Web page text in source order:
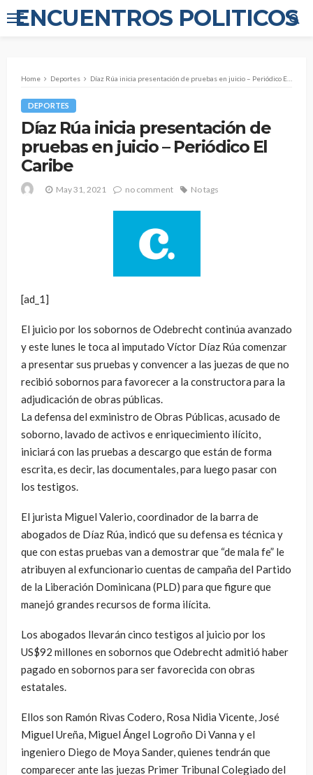
ENCUENTROS POLITICOS
Home Deportes Díaz Rúa inicia presentación de pruebas en juicio – Periódico El Caribe
DEPORTES
Díaz Rúa inicia presentación de
pruebas en juicio – Periódico El
Caribe
May 31, 2021 no comment No tags
[ad_1]
El juicio por los sobornos de Odebrecht continúa avanzado
y este lunes le toca al imputado Víctor Díaz Rúa comenzar
a presentar sus pruebas y convencer a las juezas de que no
recibió sobornos para favorecer a la constructora para la
adjudicación de obras públicas.
La defensa del exministro de Obras Públicas, acusado de
soborno, lavado de activos e enriquecimiento ilícito,
iniciará con las pruebas a descargo que están de forma
escrita, es decir, las documentales, para luego pasar con
los testigos.
El jurista Miguel Valerio, coordinador de la barra de
abogados de Díaz Rúa, indicó que su defensa es técnica y
que con estas pruebas van a demostrar que “de mala fe” le
atribuyen al exfuncionario cuentas de campaña del Partido
de la Liberación Dominicana (PLD) para que figure que
manejó grandes recursos de forma ilícita.
Los abogados llevarán cinco testigos al juicio por los
US$92 millones en sobornos que Odebrecht admitió haber
pagado en sobornos para ser favorecida con obras
estatales.
Ellos son Ramón Rivas Codero, Rosa Nidia Vicente, José
Miguel Ureña, Miguel Ángel Logroño Di Vanna y el
ingeniero Diego de Moya Sander, quienes tendrán que
comparecer ante las juezas Primer Tribunal Colegiado del